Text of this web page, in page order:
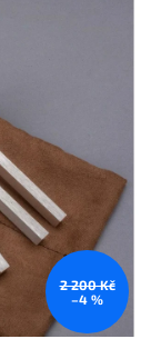
2 200 Kč
–4 %